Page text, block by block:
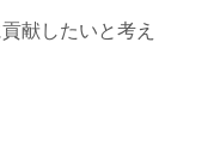
献したいと考え